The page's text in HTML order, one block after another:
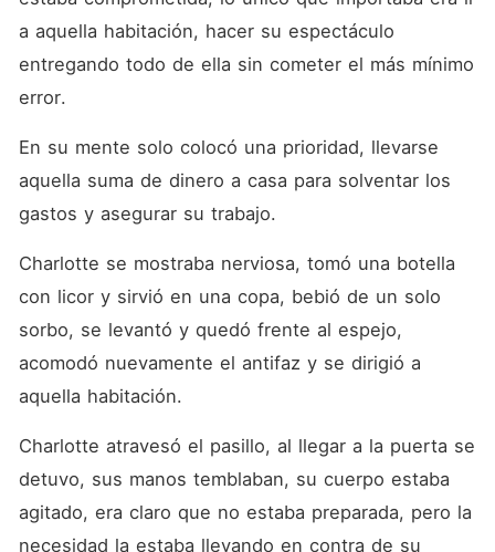
a aquella habitación, hacer su espectáculo
entregando todo de ella sin cometer el más mínimo
error.
En su mente solo colocó una prioridad, llevarse
aquella suma de dinero a casa para solventar los
gastos y asegurar su trabajo.
Charlotte se mostraba nerviosa, tomó una botella
con licor y sirvió en una copa, bebió de un solo
sorbo, se levantó y quedó frente al espejo,
acomodó nuevamente el antifaz y se dirigió a
aquella habitación.
Charlotte atravesó el pasillo, al llegar a la puerta se
detuvo, sus manos temblaban, su cuerpo estaba
agitado, era claro que no estaba preparada, pero la
necesidad la estaba llevando en contra de su